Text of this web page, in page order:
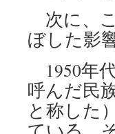
次に、
ぼした影
1950年
呼んだ民
と称した